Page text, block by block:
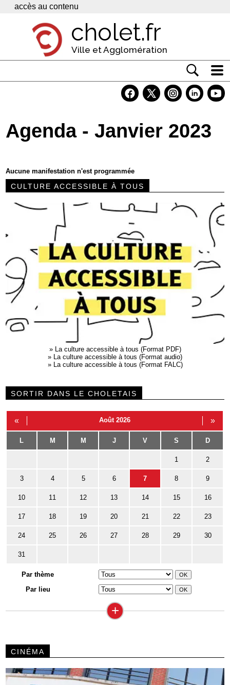
Panneau de gestion des cookies
accès au contenu
cholet.fr
Ville et Agglomération
Economie
Contacts
Agenda - Janvier 2023
Aucune manifestation n'est programmée
CULTURE ACCESSIBLE À TOUS
»
La culture accessible à tous (Format PDF)
»
La culture accessible à tous (Format audio)
»
La culture accessible à tous (Format FALC)
SORTIR DANS LE CHOLETAIS
« Août 2026 »
L M M J V S D
1 2
3 4 5 6 7 8 9
10 11 12 13 14 15 16
17 18 19 20 21 22 23
24 25 26 27 28 29 30
31
Par thème
Par lieu
+
CINÉMA